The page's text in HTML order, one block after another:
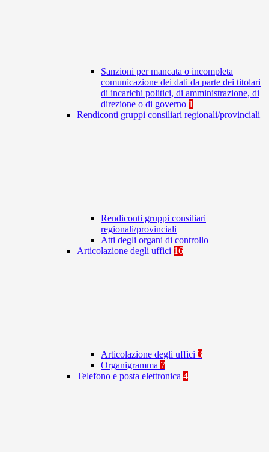
Sanzioni per mancata o incompleta
comunicazione dei dati da parte dei titolari
di incarichi politici, di amministrazione, di
direzione o di governo 1
Rendiconti gruppi consiliari regionali/provinciali
Rendiconti gruppi consiliari
regionali/provinciali
Atti degli organi di controllo
Articolazione degli uffici 16
Articolazione degli uffici 3
Organigramma 7
Telefono e posta elettronica 4